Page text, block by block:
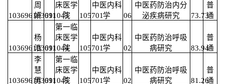
103696103691043
周
妍 011
床医学
院
105701
中医内科
学
06
中医药防治内分
泌疾病研究
73.73
普
通
103696103691044
杨
浩 011
第一临
床医学
院
105701
中医内科
学
02
中医药防治呼吸
病研究
83.94
普
通
103696103691045
李
慧
男 011
第一临
床医学
院
105701
中医内科
学
02
中医药防治呼吸
病研究
81.26
普
通